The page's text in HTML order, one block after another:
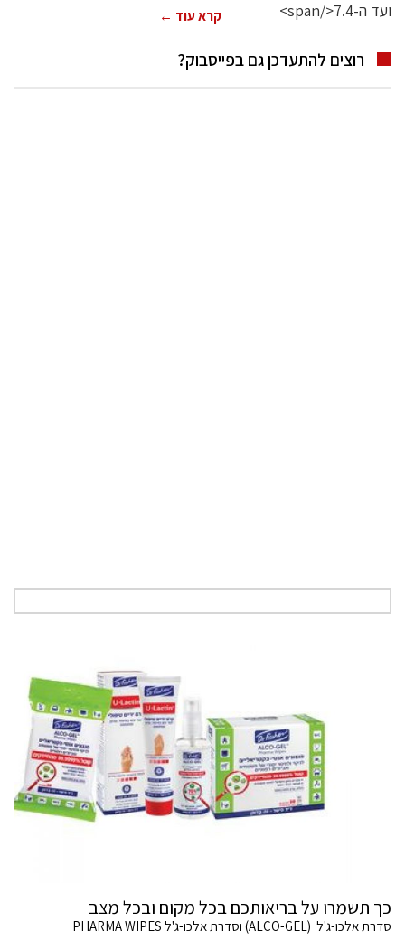
קרא עוד ←
רוצים להתעדכן גם בפייסבוק?
כך תשמרו על בריאותכם בכל מקום ובכל מצב
סדרת אלכו-ג'ל (ALCO-GEL) וסדרת אלכו-ג'ל PHARMA WIPES